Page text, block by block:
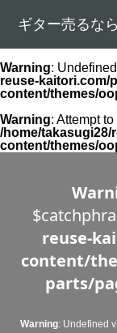
ギター売るな
Warning:
reuse-kaitori.com/
content/themes/
Warning: Attempt
/home/
content/themes/
reuse-
content/
parts/
Warning: Undefined